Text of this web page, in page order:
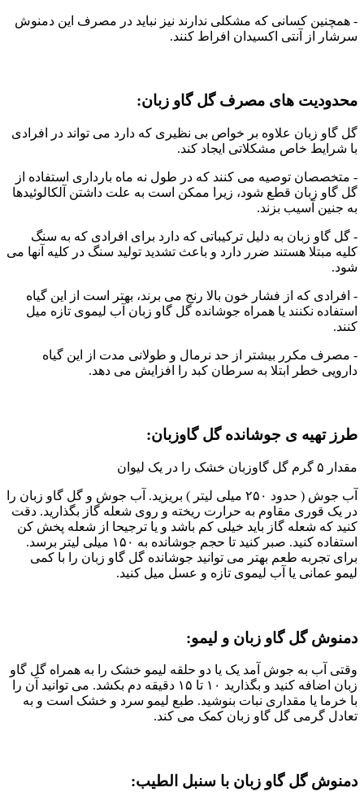
- همچنین کسانی که مشکلی ندارند نیز نباید در مصرف این دمنوش
سرشار از آنتی اکسیدان افراط کنند.
محدودیت های مصرف گل گاو زبان:
گل گاو زبان علاوه بر خواص بی نظیری که دارد می تواند در افرادی
با شرایط خاص مشکلاتی ایجاد کند.
- متخصصان توصیه می کنند که در طول نه ماه بارداری استفاده از
گل گاو زبان قطع شود، زیرا ممکن است به علت داشتن آلکالوئیدها
به جنین آسیب بزند.
- گل گاو زبان به دلیل ترکیباتی که دارد برای افرادی که به سنگ
کلیه مبتلا هستند ضرر دارد و باعث تشدید تولید سنگ در کلیه آنها می
شود.
- افرادی که از فشار خون بالا رنج می برند، بهتر است از این گیاه
استفاده نکنند یا همراه جوشانده گل گاو زبان آب لیموی تازه میل
کنند.
- مصرف مکرر بیشتر از حد نرمال و طولانی مدت از این گیاه
دارویی خطر ابتلا به سرطان کبد را افزایش می دهد.
طرز تهیه ی جوشانده گل گاوزبان:
مقدار ۵ گرم گل گاوزبان خشک را در یک لیوان
آب جوش ( حدود ۲۵۰ میلی لیتر ) بریزید. آب جوش و گل گاو زبان را
در یک قوری مقاوم به حرارت ریخته و روی شعله گاز بگذارید. دقت
کنید که شعله گاز باید خیلی کم باشد و یا ترجیحا از شعله پخش کن
استفاده کنید. صبر کنید تا حجم جوشانده به ۱۵۰ میلی لیتر برسد.
برای تجربه طعم بهتر می توانید جوشانده گل گاو زبان را با کمی
لیمو عمانی یا آب لیموی تازه و عسل میل کنید.
دمنوش گل گاو زبان و لیمو:
وقتی آب به جوش آمد یک یا دو حلقه لیمو خشک را به همراه گل گاو
زبان اضافه کنید و بگذارید ۱۰ تا ۱۵ دقیقه دم بکشد. می توانید آن را
با خرما یا مقداری نبات بنوشید. طبع لیمو سرد و خشک است و به
تعادل گرمی گل گاو زبان کمک می کند.
دمنوش گل گاو زبان با سنبل الطيب: